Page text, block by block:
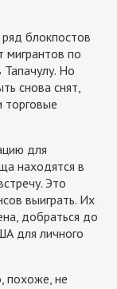
блокпостов
мигрантов по
Но
снова снят,
торговые
для
находятся в
Это
выиграть. Их
добраться до
для личного
похоже, не